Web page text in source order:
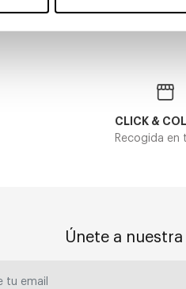
CLICK &
Recogida en
Únete a